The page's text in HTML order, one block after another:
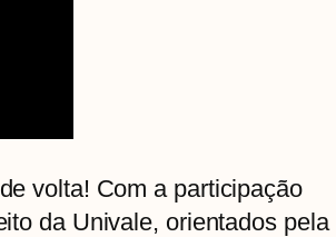
volta! Com a participação
da Univale, orientados pela